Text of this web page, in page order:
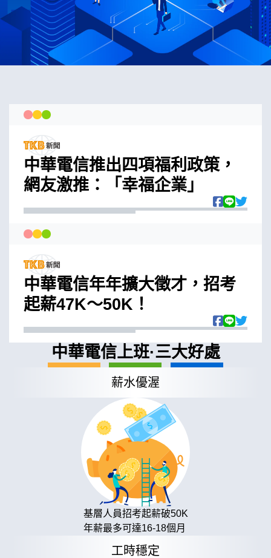
中華電信推出四項福利政策，
網友激推：「幸福企業」
中華電信年年擴大徵才，招考
起薪47K～50K！
中華電信上班·三大好處
薪水優渥
基層人員招考起薪破50K
年薪最多可達16-18個月
工時穩定